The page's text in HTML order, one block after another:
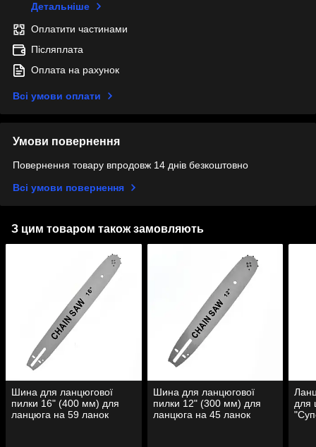
Детальніше
Оплатити частинами
Післяплата
Оплата на рахунок
Всі умови оплати
Умови повернення
Повернення товару впродовж 14 днів безкоштовно
Всі умови повернення
З цим товаром також замовляють
Шина для ланцюгової
пилки 16" (400 мм) для
ланцюга на 59 ланок
Шина для ланцюгової
пилки 12" (300 мм) для
ланцюга на 45 ланок
для